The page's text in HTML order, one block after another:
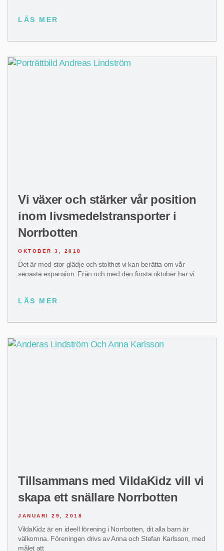
LÄS MER
Vi växer och stärker vår position
inom livsmedelstransporter i
Norrbotten
OKTOBER 3, 2018
Det är med stor glädje och stolthet vi kan berätta om vår
senaste expansion. Från och med den första oktober har vi
LÄS MER
Tillsammans med VildaKidz vill vi
skapa ett snällare Norrbotten
JANUARI 29, 2018
VildaKidz är en ideell förening i Norrbotten, dit alla barn är
välkomna. Föreningen drivs av Anna och Stefan Karlsson, med
målet att